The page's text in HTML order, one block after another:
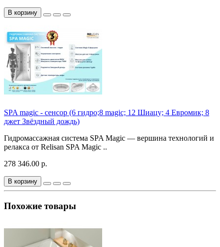
В корзину
SPA magic - сенсор (6 гидро;8 magic; 12 Шиацу; 4 Евромик; 8
джет Звёздный дождь)
Гидромассажная система SPA Magic — вершина технологий и
релакса от Relisan SPA Magic ..
278 346.00 р.
В корзину
Похожие товары